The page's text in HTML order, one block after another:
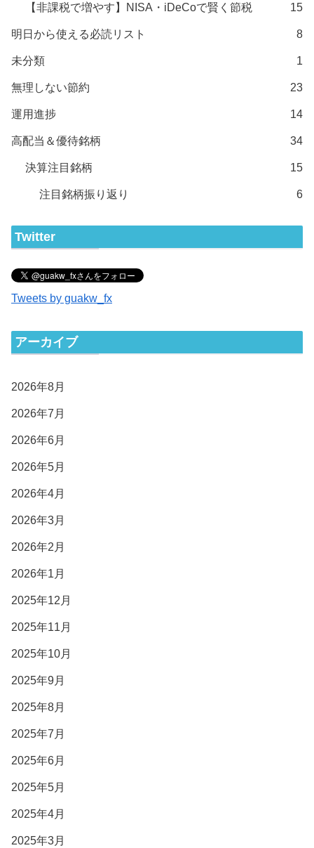
【非課税で増やす】NISA・iDeCoで賢く節税 15
明日から使える必読リスト 8
未分類 1
無理しない節約 23
運用進捗 14
高配当＆優待銘柄 34
決算注目銘柄 15
注目銘柄振り返り 6
Twitter
Tweets by guakw_fx
アーカイブ
2026年8月
2026年7月
2026年6月
2026年5月
2026年4月
2026年3月
2026年2月
2026年1月
2025年12月
2025年11月
2025年10月
2025年9月
2025年8月
2025年7月
2025年6月
2025年5月
2025年4月
2025年3月